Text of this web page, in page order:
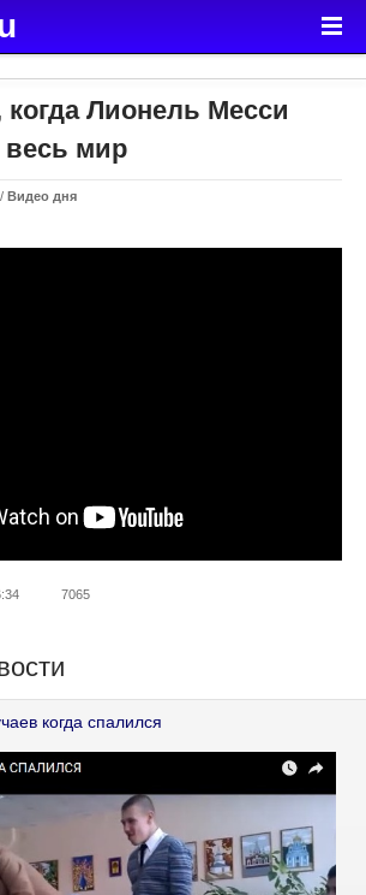
когда Лионель Месси
мир
/ Видео дня
7065
когда спалился